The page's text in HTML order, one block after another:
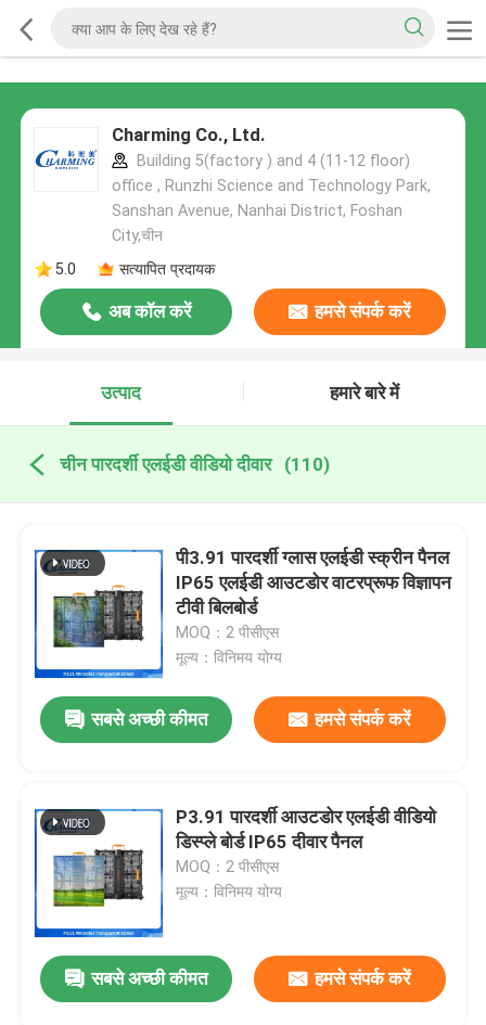
Charming Co., Ltd.
Building 5(factory ) and 4 (11-12 floor)
office , Runzhi Science and Technology Park,
Sanshan Avenue, Nanhai District, Foshan
City,चीन
5.0
सत्यापित प्रदायक
अब कॉल करें हमसे संपर्क करें
उत्पाद हमारे बारे में
चीन पारदर्शी एलईडी वीडियो दीवार (110)
पी3.91 पारदर्शी ग्लास एलईडी स्क्रीन पैनल
IP65 एलईडी आउटडोर वाटरप्रूफ विज्ञापन
टीवी बिलबोर्ड
MOQ：2 पीसीएस
मूल्य：विनिमय योग्य
सबसे अच्छी कीमत हमसे संपर्क करें
P3.91 पारदर्शी आउटडोर एलईडी वीडियो
डिस्प्ले बोर्ड IP65 दीवार पैनल
MOQ：2 पीसीएस
मूल्य：विनिमय योग्य
सबसे अच्छी कीमत हमसे संपर्क करें